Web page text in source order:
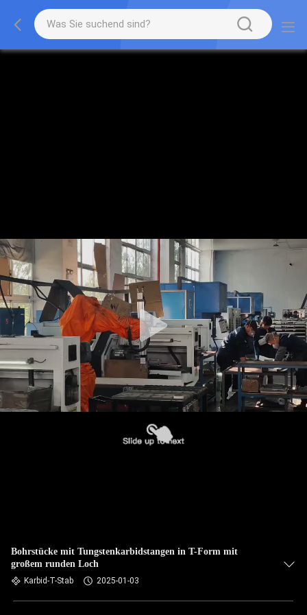
Bohrstücke mit Tungstenkarbidstangen in T-Form mit
großem runden Loch
Karbid-T-Stab 2025-01-03